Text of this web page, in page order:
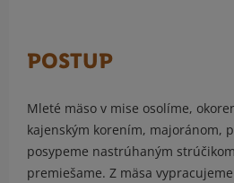
POSTUP
Mleté mäso v mise osolíme,
kajenským korením, majoránom,
posypeme nastrúhaným
premiešame. Z mäsa